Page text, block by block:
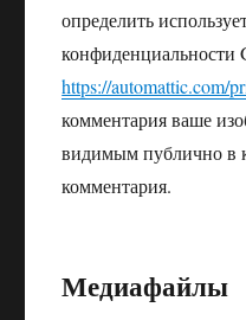
определить
конфиденциальности
https://automattic.com/
комментария ваше
видимым публично в
комментария.
Медиафайлы